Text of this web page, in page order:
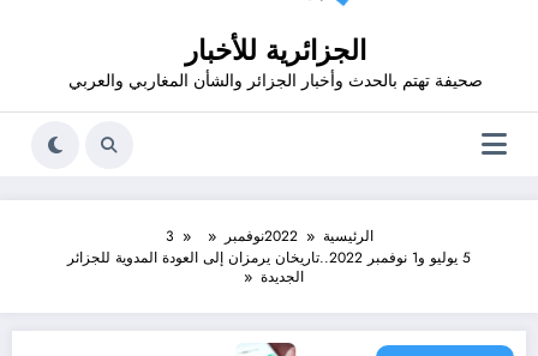
الجزائرية للأخبار
صحيفة تهتم بالحدث وأخبار الجزائر والشأن المغاربي والعربي
الرئيسية 2022نوفمبر
3
5 يوليو و1 نوفمبر 2022..تاريخان يرمزان إلى العودة المدوية للجزائر
الجديدة